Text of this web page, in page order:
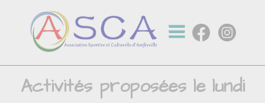
Activités proposées le lundi